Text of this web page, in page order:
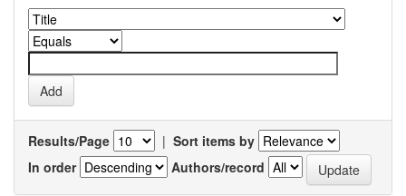
Results/Page | Sort items by
In order
Authors/record